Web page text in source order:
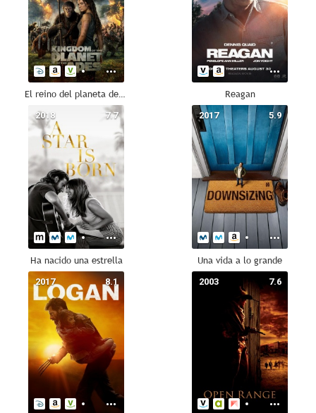
El reino del planeta de los simios Reagan
7.7
2018
Ha nacido una estrella
5.9
2017
Una vida a lo grande
8.1
2017 7.6
2003